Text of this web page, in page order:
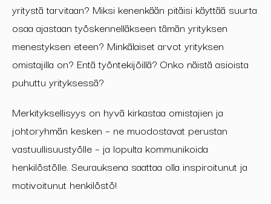
yritystä tarvitaan? Miksi kenenkään pitäisi käyttää suurta
osaa ajastaan työskennelläkseen tämän yrityksen
menestyksen eteen? Minkälaiset arvot yrityksen
omistajilla on? Entä työntekijöillä? Onko näistä asioista
puhuttu yrityksessä?
Merkityksellisyys on hyvä kirkastaa omistajien ja
johtoryhmän kesken – ne muodostavat perustan
vastuullisuustyölle – ja lopulta kommunikoida
henkilöstölle. Seurauksena saattaa olla inspiroitunut ja
motivoitunut henkilöstö!